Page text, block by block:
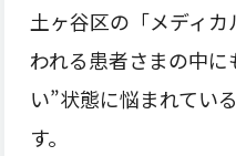
土ヶ谷区の「メディ
われる患者さまの中に
い”状態に悩まれてい
す。